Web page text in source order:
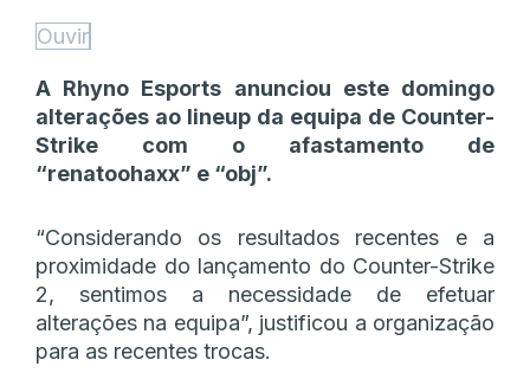
Ouvir
A Rhyno Esports anunciou este domingo
alterações ao lineup da equipa de Counter-
Strike com o afastamento de
“renatoohaxx” e “obj”.
“Considerando os resultados recentes e a
proximidade do lançamento do Counter-Strike
2, sentimos a necessidade de efetuar
alterações na equipa”, justificou a organização
para as recentes trocas.